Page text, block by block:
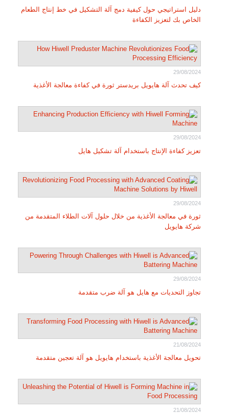
دليل استراتيجي حول كيفية دمج آلة التشكيل في خط إنتاج الطعام
الخاص بك لتعزيز الكفاءة
29/08/2024
كيف تحدث آلة هايويل بريدستر ثورة في كفاءة معالجة الأغذية
29/08/2024
تعزيز كفاءة الإنتاج باستخدام آلة تشكيل هايل
29/08/2024
ثورة في معالجة الأغذية من خلال حلول آلات الطلاء المتقدمة من
شركة هايويل
29/08/2024
تجاوز التحديات مع هايل هو آلة ضرب متقدمة
21/08/2024
تحويل معالجة الأغذية باستخدام هايويل هو آلة تعجين متقدمة
21/08/2024